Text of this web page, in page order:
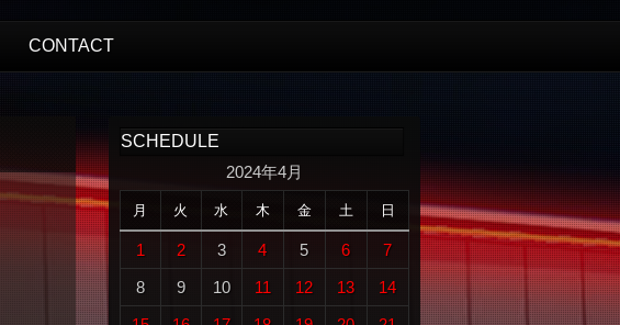
CONTACT
SCHEDULE
2024年4月
月 火 水 木 金 土 日
1 2 3 4 5 6
7
8
9 10 11 12 13
14